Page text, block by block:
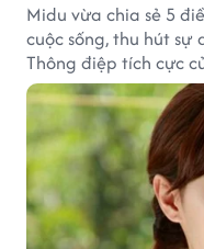
Midu vừa chia sẻ 5
cuộc sống, thu hút
Thông điệp tích cực
người đồng cảm khi
hạnh phúc hiện tại